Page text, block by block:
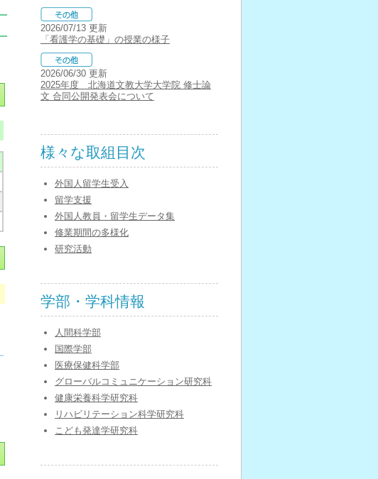
2026/07/13 更新
「看護学の基礎」の授業の様子
2026/06/30 更新
2025年度 北海道文教大学大学院 修士論
文 合同公開発表会について
様々な取組目次
外国人留学生受入
留学支援
外国人教員・留学生データ集
修業期間の多様化
研究活動
学部・学科情報
人間科学部
国際学部
医療保健科学部
グローバルコミュニケーション研究科
健康栄養科学研究科
リハビリテーション科学研究科
こども発達学研究科